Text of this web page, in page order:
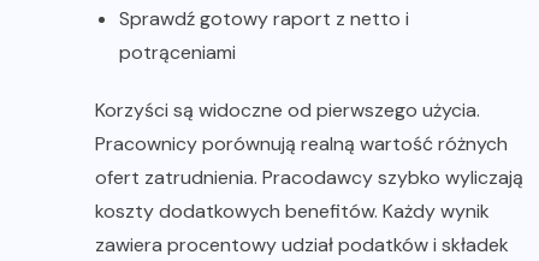
Sprawdź gotowy raport z netto i
potrąceniami
Korzyści są widoczne od pierwszego użycia.
Pracownicy porównują realną wartość różnych
ofert zatrudnienia. Pracodawcy szybko wyliczają
koszty dodatkowych benefitów. Każdy wynik
zawiera procentowy udział podatków i składek